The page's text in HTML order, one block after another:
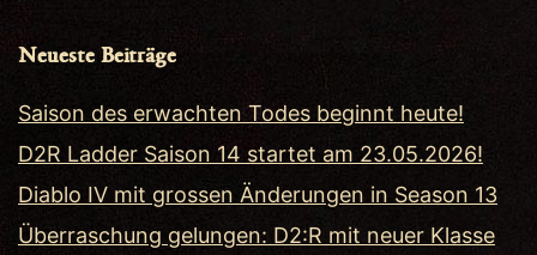
Neueste Beiträge
Saison des erwachten Todes beginnt heute!
D2R Ladder Saison 14 startet am 23.05.2026!
Diablo IV mit grossen Änderungen in Season 13
Überraschung gelungen: D2:R mit neuer Klasse